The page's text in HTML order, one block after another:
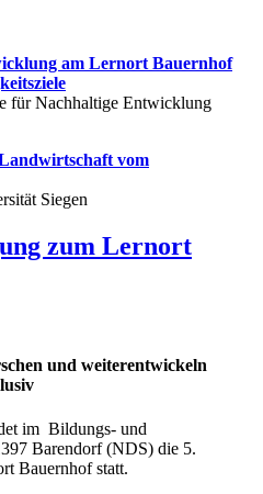
am Lernort Bauernhof
für Nachhaltige Entwicklung
vom
Siegen
zum Lernort
und weiterentwickeln
im Bildungs- und
Barendorf (NDS) die 5.
Bauernhof statt.